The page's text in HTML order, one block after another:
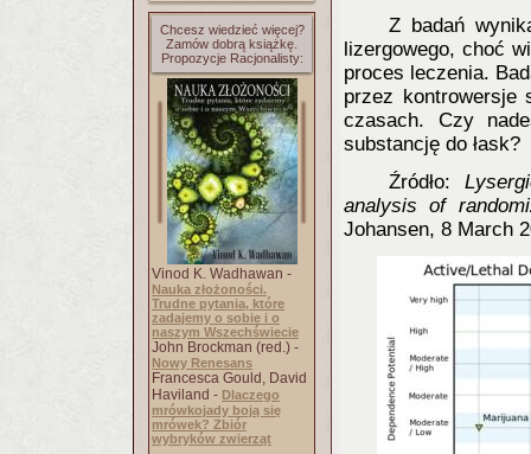
Chcesz wiedzieć więcej?
Zamów dobrą książkę.
Propozycje Racjonalisty:
Vinod K. Wadhawan -
Nauka złożoności.
Trudne pytania, które
zadajemy o sobie i o
naszym Wszechświecie
John Brockman (red.) -
Nowy Renesans
Francesca Gould, David
Haviland - Dlaczego
mrówkojady boją się
mrówek? Zbiór
wybryków zwierząt
Z badań
lizergowego, choć
proces leczenia.
przez kontrowersje
czasach. Czy
substancję do łask?
Źródło:
analysis of
Johansen, 8 March